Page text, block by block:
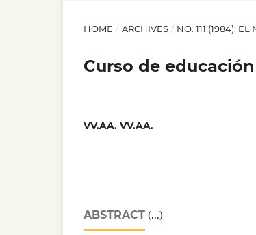
HOME / ARCHIVES / NO. 111 (1984):
Curso de
VV.AA. VV.AA.
ABSTRACT (...)